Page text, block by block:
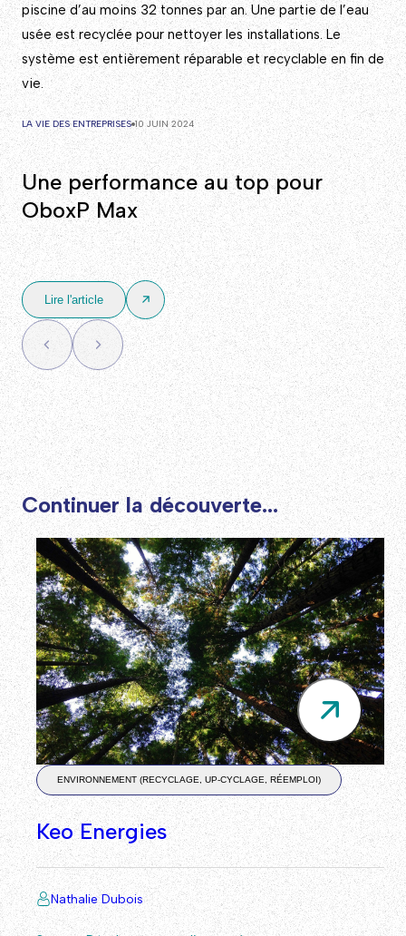
piscine d’au moins 32 tonnes par an. Une partie de l’eau
usée est recyclée pour nettoyer les installations. Le
système est entièrement réparable et recyclable en fin de
vie.
LA VIE DES ENTREPRISES 10 JUIN 2024
Une performance au top pour
OboxP Max
Lire l'article
Continuer la découverte...
ENVIRONNEMENT (RECYCLAGE, UP-CYCLAGE, RÉEMPLOI)
Keo Energies
Nathalie Dubois